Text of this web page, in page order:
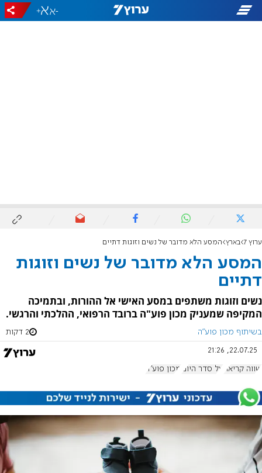
-
+
ערוץ 7 בארץ המסע הלא מדובר של נשים וזוגות דתיים
המסע הלא מדובר של נשים וזוגות
דתיים
נשים וזוגות משתפים במסע האישי אל ההורות, ובתמיכה
המקיפה שמעניק מכון פוע"ה ברובד הרפואי, ההלכתי והרגשי.
בשיתוף מכון פוע"ה 2 דקות
22.07.25, 21:26
שווה קריאה על סדר היום מכון פוע"ה